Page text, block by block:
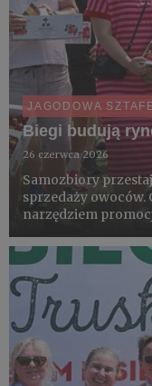
JAGODOWA
Biegi budują
26 czerwca 2026
Samozbiory
sprzedaży owoców.
narzędziem
konsumentów.
edycja „Biegu po